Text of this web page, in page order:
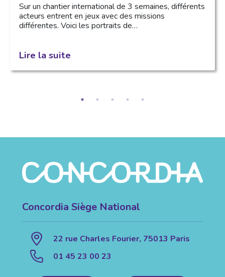
Sur un chantier international de 3 semaines, différents
acteurs entrent en jeux avec des missions
différentes. Voici les portraits de…
Lire la suite
Concordia Siège National
22 rue Charles Fourier, 75013 Paris
01 45 23 00 23